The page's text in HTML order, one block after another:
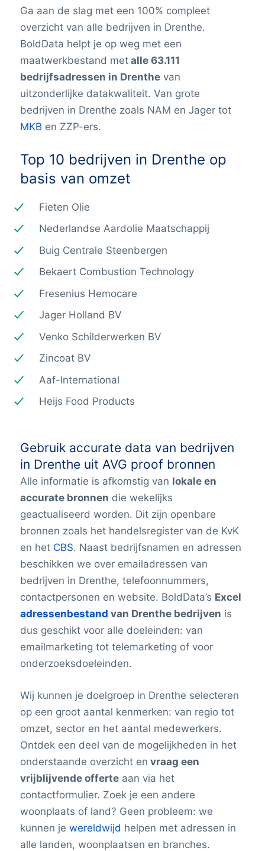
Ga aan de slag met een 100% compleet
overzicht van alle bedrijven in Drenthe.
BoldData helpt je op weg met een
maatwerkbestand metalle 63.111
bedrijfsadressen in Drenthevan
uitzonderlijke datakwaliteit. Van grote
bedrijven in Drenthe zoals NAM en Jager tot
MKB en ZZP-ers.
Top 10 bedrijven in Drenthe op
basis van omzet
Fieten Olie
Nederlandse Aardolie Maatschappij
Buig Centrale Steenbergen
Bekaert Combustion Technology
Fresenius Hemocare
Jager Holland BV
Venko Schilderwerken BV
Zincoat BV
Aaf-International
Heijs Food Products
Gebruik accurate data van bedrijven
in Drenthe uit AVG proof bronnen
Alle informatie is afkomstig van lokale en
accurate bronnen die wekelijks
geactualiseerd worden. Dit zijn openbare
bronnen zoals het handelsregister van de KvK
en het CBS. Naast bedrijfsnamen en adressen
beschikken we over emailadressen van
bedrijven in Drenthe, telefoonnummers,
contactpersonen en website. BoldData’s Excel
adressenbestand van Drenthe bedrijven is
dus geschikt voor alle doeleinden: van
emailmarketing tot telemarketing of voor
onderzoeksdoeleinden.
Wij kunnen je doelgroep in Drenthe selecteren
op een groot aantal kenmerken: van regio tot
omzet, sector en het aantal medewerkers.
Ontdek een deel van de mogelijkheden in het
onderstaande overzicht en vraag een
vrijblijvende offerteaan via het
contactformulier. Zoek je een andere
woonplaats of land? Geen probleem: we
kunnen je wereldwijd helpen met adressen in
alle landen, woonplaatsen en branches.